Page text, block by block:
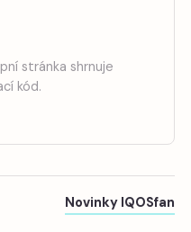
stránka shrnuje
kód.
Novinky IQOSfan